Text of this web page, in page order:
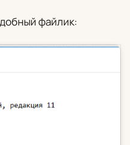
файлик: